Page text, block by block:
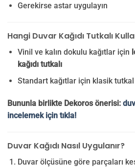
Gerekirse astar uygulayın
Hangi Duvar Kağıdı Tutkalı
Vinil ve kalın dokulu kağıtlar için
kağıdı tutkalı
Standart kağıtlar için klasik tutkal
Bununla birlikte Dekoros önerisi:
incelemek için tıkla!
Duvar Kağıdı Nasıl Uygulanır?
Duvar ölçüsüne göre parçaları